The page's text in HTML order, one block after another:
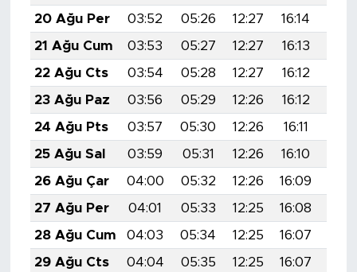
20 Ağu Per
03:52 05:26 12:27 16:14
21 Ağu Cum
03:53 05:27 12:27 16:13
22 Ağu Cts
03:54 05:28 12:27 16:12
23 Ağu Paz
03:56 05:29 12:26 16:12
24 Ağu Pts
03:57 05:30 12:26 16:11
25 Ağu Sal
03:59 05:31 12:26 16:10
26 Ağu Çar
04:00 05:32 12:26 16:09
27 Ağu Per
04:01 05:33 12:25 16:08
28 Ağu Cum
04:03 05:34 12:25 16:07
29 Ağu Cts
04:04 05:35 12:25 16:07